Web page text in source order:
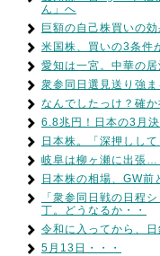
ん」へ
巨額の自己株買いの
米国株、買いの3条件
愛知は一宮。中華の
衆参同日選見送り強
なんでしたっけ？確
6.8兆円！日本の3月
日本株。「深押しし
岐阜は柳ヶ瀬に出張…
日本株の相場、GW前
「衆参同日戦の日程
丁。どうなるか・・
令和に入ってから、
5月13日・・・